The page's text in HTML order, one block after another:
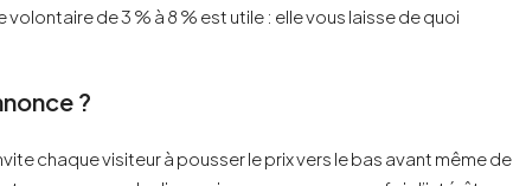
de 3 % à 8 % est utile : elle vous laisse de quoi
?
chaque visiteur à pousser le prix vers le bas avant même de